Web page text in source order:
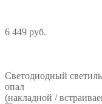
6 449 руб.
Светодиодный
опал
(накладной /